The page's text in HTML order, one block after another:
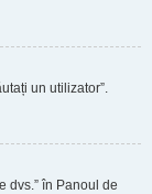
un utilizator”.
dvs.” în Panoul de